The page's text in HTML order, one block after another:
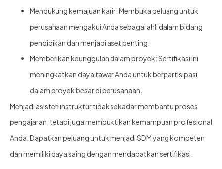
Mendukung kemajuan karir: Membuka peluang untuk
perusahaan mengakui Anda sebagai ahli dalam bidang
pendidikan dan menjadi aset penting.
Memberikan keunggulan dalam proyek: Sertifikasi ini
meningkatkan daya tawar Anda untuk berpartisipasi
dalam proyek besar di perusahaan.
Menjadi asisten instruktur tidak sekadar membantu proses
pengajaran, tetapi juga membuktikan kemampuan profesional
Anda. Dapatkan peluang untuk menjadi SDM yang kompeten
dan memiliki daya saing dengan mendapatkan sertifikasi.